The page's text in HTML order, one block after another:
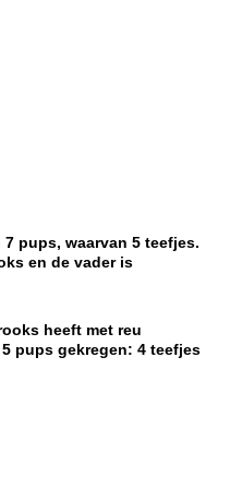
pups, waarvan 5 teefjes.
en de vader is
heeft met reu
pups gekregen: 4 teefjes